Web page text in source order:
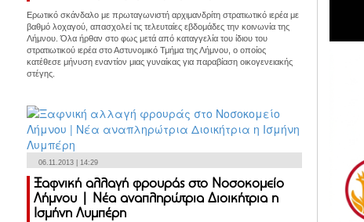
Ερωτικό σκάνδαλο με πρωταγωνιστή αρχιμανδρίτη στρατιωτικό ιερέα με
βαθμό λοχαγού, απασχολεί τις τελευταίες εβδομάδες την κοινωνία της
Λήμνου. Όλα ήρθαν στο φως μετά από καταγγελία του ίδιου του
στρατιωτικού ιερέα στο Αστυνομικό Τμήμα της Λήμνου, ο οποίος
κατέθεσε μήνυση εναντίον μιας γυναίκας για παραβίαση οικογενειακής
στέγης.
06.11.2013 | 14:29
Ξαφνική αλλαγή φρουράς στο Νοσοκομείο
Λήμνου | Νέα αναπληρώτρια Διοικήτρια η
Ισμήνη Λυμπέρη